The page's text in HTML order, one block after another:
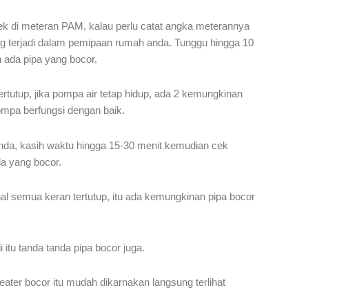
di meteran PAM, kalau perlu catat angka meterannya
dalam pemipaan rumah anda. Tunggu hingga 10
pipa yang bocor.
jika pompa air tetap hidup, ada 2 kemungkinan
berfungsi dengan baik.
kasih waktu hingga 15-30 menit kemudian cek
yang bocor.
semua keran tertutup, itu ada kemungkinan pipa bocor
tanda tanda pipa bocor juga.
bocor itu mudah dikarnakan langsung terlihat